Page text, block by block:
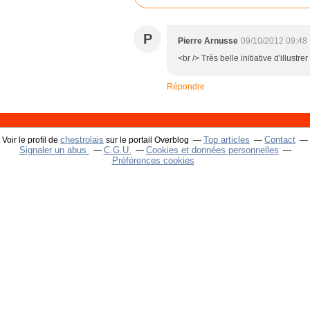
P Pierre Arnusse 09/10/2012 09:48
<br /> Très belle initiative
Répondre
Voir le profil de chestrolais sur le portail Overblog Top articles
Contact
Signaler un abus
C.G.U.
Cookies et données personnelles
Préférences cookies